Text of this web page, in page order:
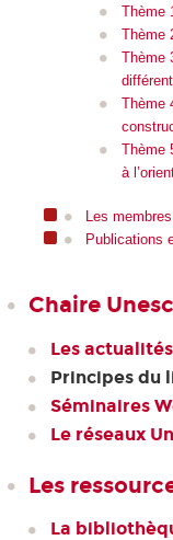
Thème
Thème
Thème
Thème
Thème
à
Les membres
Publications
Chaire
Les
Principes du
Séminaires
Le réseaux
Les
La